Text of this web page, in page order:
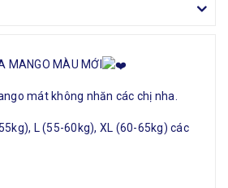
MANGO MÀU MỚI
mát không nhăn các chị nha.
L (55-60kg), XL (60-65kg) các